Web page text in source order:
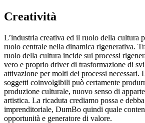
Creatività
L’industria creativa ed il ruolo della cultura
ruolo centrale nella dinamica rigenerativa.
ruolo della cultura incide sui processi
vero e proprio driver di trasformazione di
attivazione per molti dei processi necessari.
soggetti coinvolgibili può certamente
produzione culturale, nuovo senso di
artistica. La ricaduta crediamo possa e
imprenditoriale, DumBo quindi quale
opportunità e generatore di valore.